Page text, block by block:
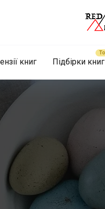
книг Підбірки книг